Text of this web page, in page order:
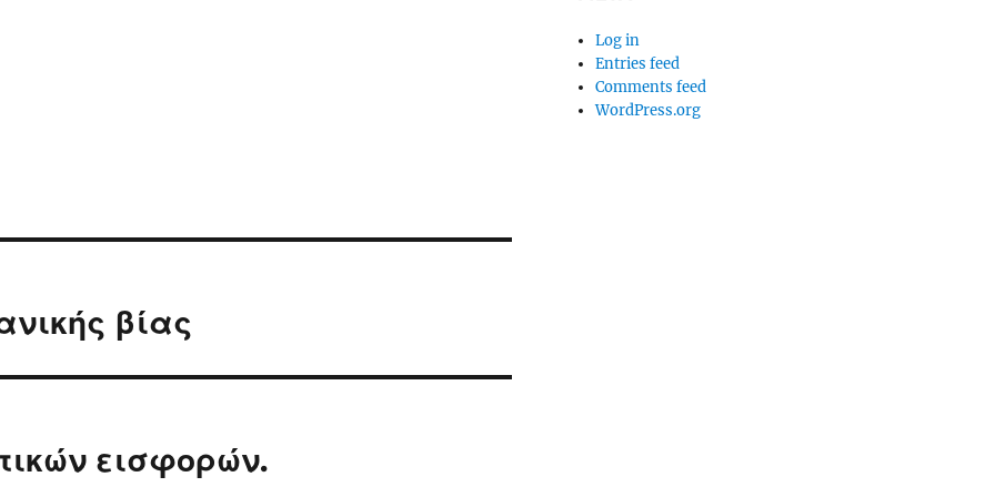
βίας
εισφορών.
Log in
Entries feed
Comments feed
WordPress.org